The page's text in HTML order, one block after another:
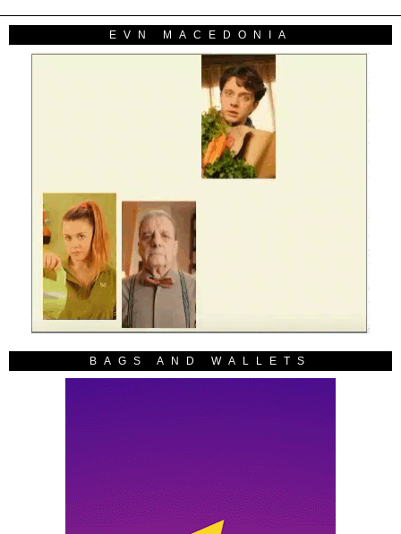
EVN MACEDONIA
BAGS AND WALLETS